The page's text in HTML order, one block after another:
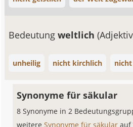
Bedeutungweltlich
unheilig nicht kirchlich
Synonyme für säkular
8 Synonyme in 2
weitereSynonyme für säkularauf